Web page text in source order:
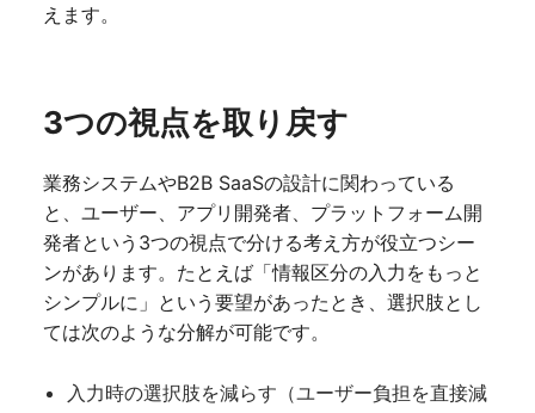
えます。
3つの視点を取り戻す
業務システムやB2B SaaSの設計に関わっている
と、ユーザー、アプリ開発者、プラットフォーム開
発者という3つの視点で分ける考え方が役立つシー
ンがあります。たとえば「情報区分の入力をもっと
シンプルに」という要望があったとき、選択肢とし
ては次のような分解が可能です。
入力時の選択肢を減らす（ユーザー負担を直接減